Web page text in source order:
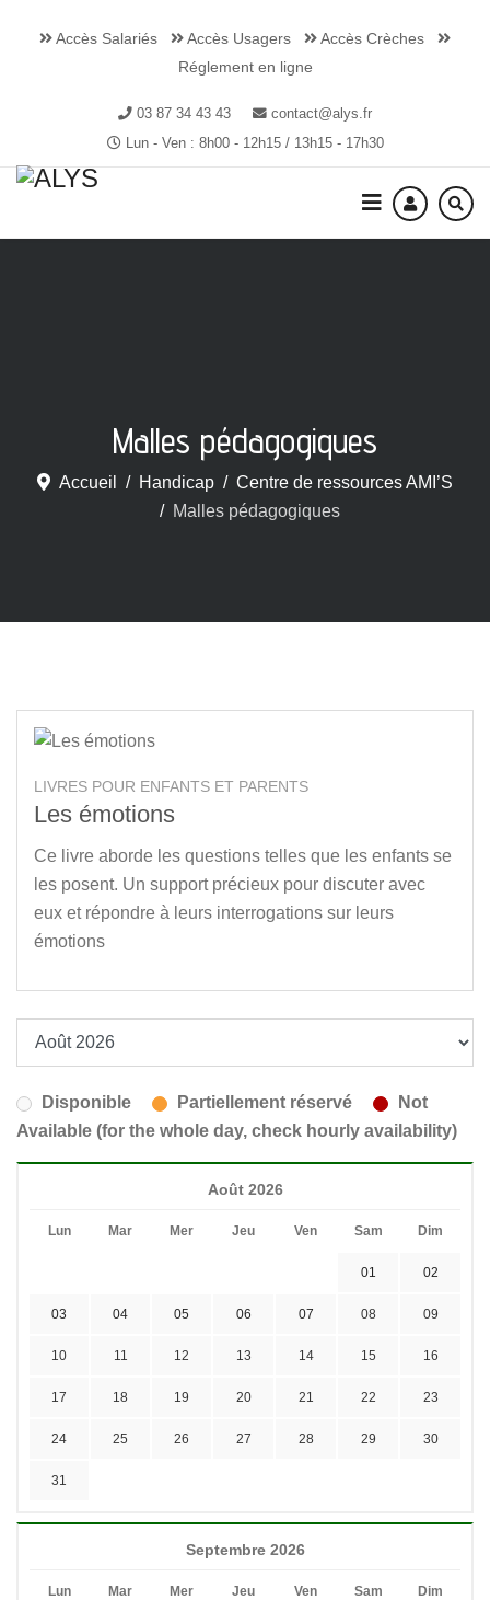
Accès Salariés Accès Usagers
Accès Crèches
Réglement en ligne
03 87 34 43 43
contact@alys.fr
Lun - Ven : 8h00 - 12h15 / 13h15 - 17h30
Malles pédagogiques
Accueil Handicap
Centre de ressources AMI’S
Malles pédagogiques
LIVRES POUR ENFANTS ET PARENTS
Les émotions
Ce livre aborde les questions telles que les enfants se
les posent. Un support précieux pour discuter avec
eux et répondre à leurs interrogations sur leurs
émotions
Disponible Partiellement réservé
Not
Available (for the whole day, check hourly availability)
Août 2026
Lun Mar Mer Jeu Ven Sam Dim
01 02
03 04 05 06 07 08 09
10 11 12 13 14 15 16
17 18 19 20 21 22 23
24 25 26 27 28 29 30
31
Septembre 2026
Lun Mar Mer Jeu Ven Sam Dim